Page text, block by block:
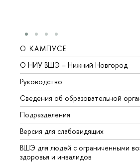
О КАМПУСЕ
О НИУ ВШЭ – Нижний Новгород
Руководство
Сведения об образовательной
Подразделения
Версия для слабовидящих
ВШЭ для людей с ограниченными
здоровья и инвалидов